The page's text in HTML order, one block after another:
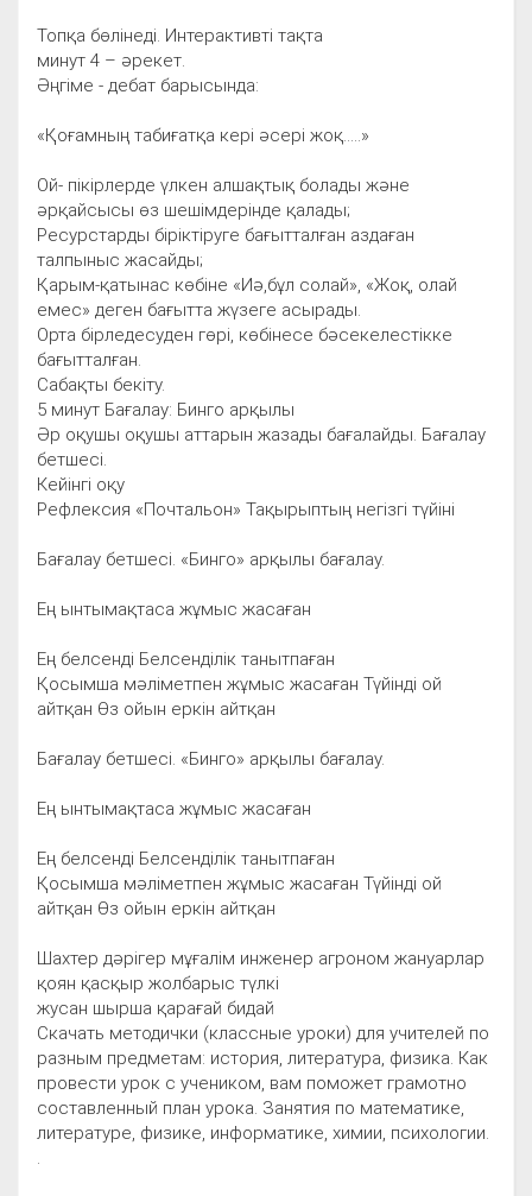
Топқа бөлінеді. Интерактивті тақта
минут 4 – әрекет.
Әңгіме - дебат барысында:
«Қоғамның табиғатқа кері әсері жоқ.....»
Ой- пікірлерде үлкен алшақтық болады және
әрқайсысы өз шешімдерінде қалады;
Ресурстарды біріктіруге бағытталған аздаған
талпыныс жасайды;
Қарым-қатынас көбіне «Иә,бұл солай», «Жоқ, олай
емес» деген бағытта жүзеге асырады.
Орта бірледесуден гөрі, көбінесе бәсекелестікке
бағытталған.
Сабақты бекіту.
5 минут Бағалау: Бинго арқылы
Әр оқушы оқушы аттарын жазады бағалайды. Бағалау
бетшесі.
Кейінгі оқу
Рефлексия «Почтальон» Тақырыптың негізгі түйіні
Бағалау бетшесі. «Бинго» арқылы бағалау.
Ең ынтымақтаса жұмыс жасаған
Ең белсенді Белсенділік танытпаған
Қосымша мәліметпен жұмыс жасаған Түйінді ой
айтқан Өз ойын еркін айтқан
Бағалау бетшесі. «Бинго» арқылы бағалау.
Ең ынтымақтаса жұмыс жасаған
Ең белсенді Белсенділік танытпаған
Қосымша мәліметпен жұмыс жасаған Түйінді ой
айтқан Өз ойын еркін айтқан
Шахтер дәрігер мұғалім инженер агроном жануарлар
қоян қасқыр жолбарыс түлкі
жусан шырша қарағай бидай
Скачать методички (классные уроки) для учителей по
разным предметам: история, литература, физика. Как
провести урок с учеником, вам поможет грамотно
составленный план урока. Занятия по математике,
литературе, физике, информатике, химии, психологии.